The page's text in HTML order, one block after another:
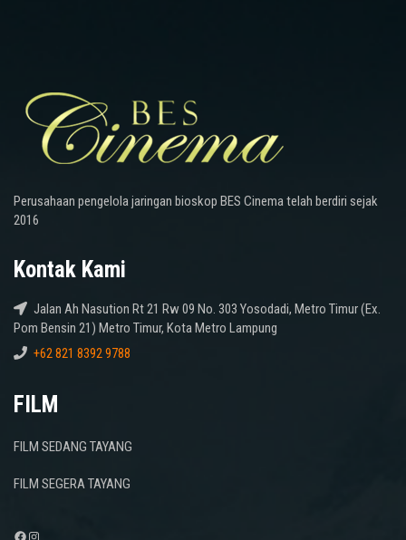
Perusahaan pengelola jaringan bioskop BES Cinema telah berdiri sejak
2016
Kontak Kami
Jalan Ah Nasution Rt 21 Rw 09 No. 303 Yosodadi, Metro Timur (Ex.
Pom Bensin 21) Metro Timur, Kota Metro Lampung
+62 821 8392 9788
FILM
FILM SEDANG TAYANG
FILM SEGERA TAYANG
Facebook
Instagram